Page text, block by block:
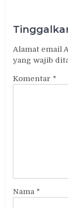
Alamat email
yang wajib
Komentar *
Nama *